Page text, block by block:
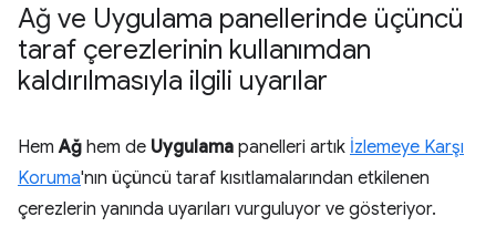
Ağ ve Uygulama panellerinde üçüncü
taraf çerezlerinin kullanımdan
kaldırılmasıyla ilgili uyarılar
HemAğ hem de Uygulama panelleri artık İzlemeye Karşı
Koruma'nın üçüncü taraf kısıtlamalarından etkilenen
çerezlerin yanında uyarıları vurguluyor ve gösteriyor.